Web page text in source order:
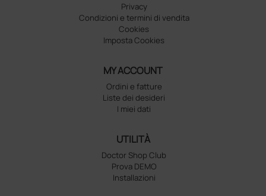
Privacy
Condizioni e termini di vendita
Cookies
Imposta Cookies
MY ACCOUNT
Ordini e fatture
Liste dei desideri
I miei dati
UTILITÀ
Doctor Shop Club
Prova DEMO
Installazioni